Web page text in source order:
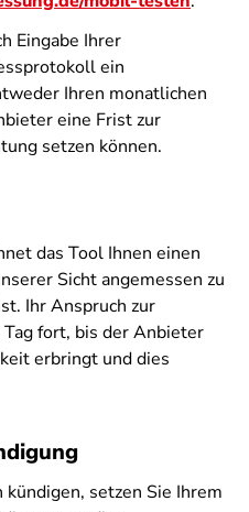
Eingabe Ihrer
ein
Ihren monatlichen
eine Frist zur
setzen können.
das Tool Ihnen einen
Sicht angemessen zu
Ihr Anspruch zur
fort, bis der Anbieter
erbringt und dies
setzen Sie Ihrem